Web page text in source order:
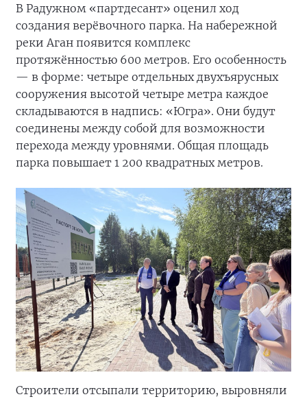
В Радужном «партдесант» оценил ход
создания верёвочного парка. На набережной
реки Аган появится комплекс
протяжённостью 600 метров. Его особенность
— в форме: четыре отдельных двухъярусных
сооружения высотой четыре метра каждое
складываются в надпись: «Югра». Они будут
соединены между собой для возможности
перехода между уровнями. Общая площадь
парка повышает 1 200 квадратных метров.
Строители отсыпали территорию, выровняли